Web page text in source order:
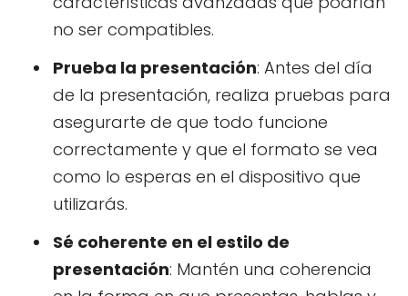
no ser compatibles.
Prueba la presentación: Antes del día
de la presentación, realiza pruebas para
asegurarte de que todo funcione
correctamente y que el formato se vea
como lo esperas en el dispositivo que
utilizarás.
Sé coherente en el estilo de
presentación: Mantén una coherencia